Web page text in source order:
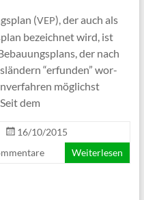
(VEP), der auch als
bezeich­net wird, ist
der nach
“erfun­den” wor­
mög­lichst
dem
16/10/2015
Weiterlesen